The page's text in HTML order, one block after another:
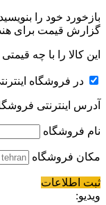
بازخورد خود را بنویسید
گزارش قیمت برای
این کالا را با چه قیمتی
در فروشگاه
آدرس اینترنتی
نام فروشگاه
مکان فروشگاه
ثبت اطلاعات
ویدیو: